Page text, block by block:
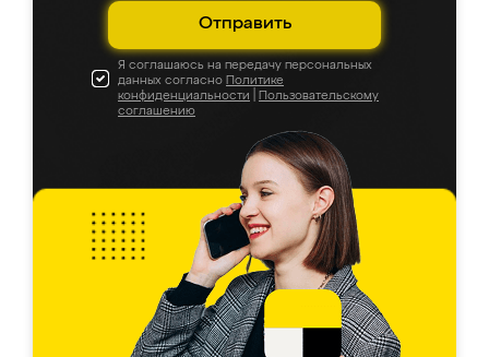
Отправить
Я соглашаюсь на передачу персональных
данных согласно Политике
конфиденциальности
Пользовательскому
соглашению